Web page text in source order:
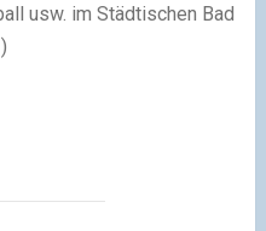
usw. im Städtischen Bad